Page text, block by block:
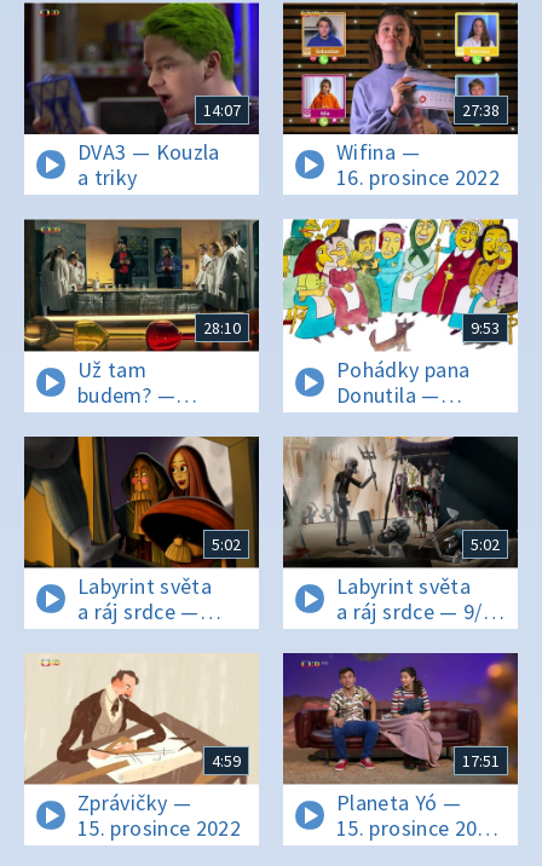
14:07
DVA3 — Kouzla
a triky
27:38
Wifina —
16. prosince 2022
28:10
Už tam
budem? —
16. prosince 2022
9:53
Pohádky pana
Donutila —
Dvanáct
usmívajících se
ježibab a Babka
jako čert
5:02
Labyrint světa
a ráj srdce —
10/24 Mezi
křesťany
5:02
Labyrint světa
a ráj srdce — 9/24
Cestou
nábožnosti
4:59
Zprávičky —
15. prosince 2022
17:51
Planeta Yó —
15. prosince 2022
16:05